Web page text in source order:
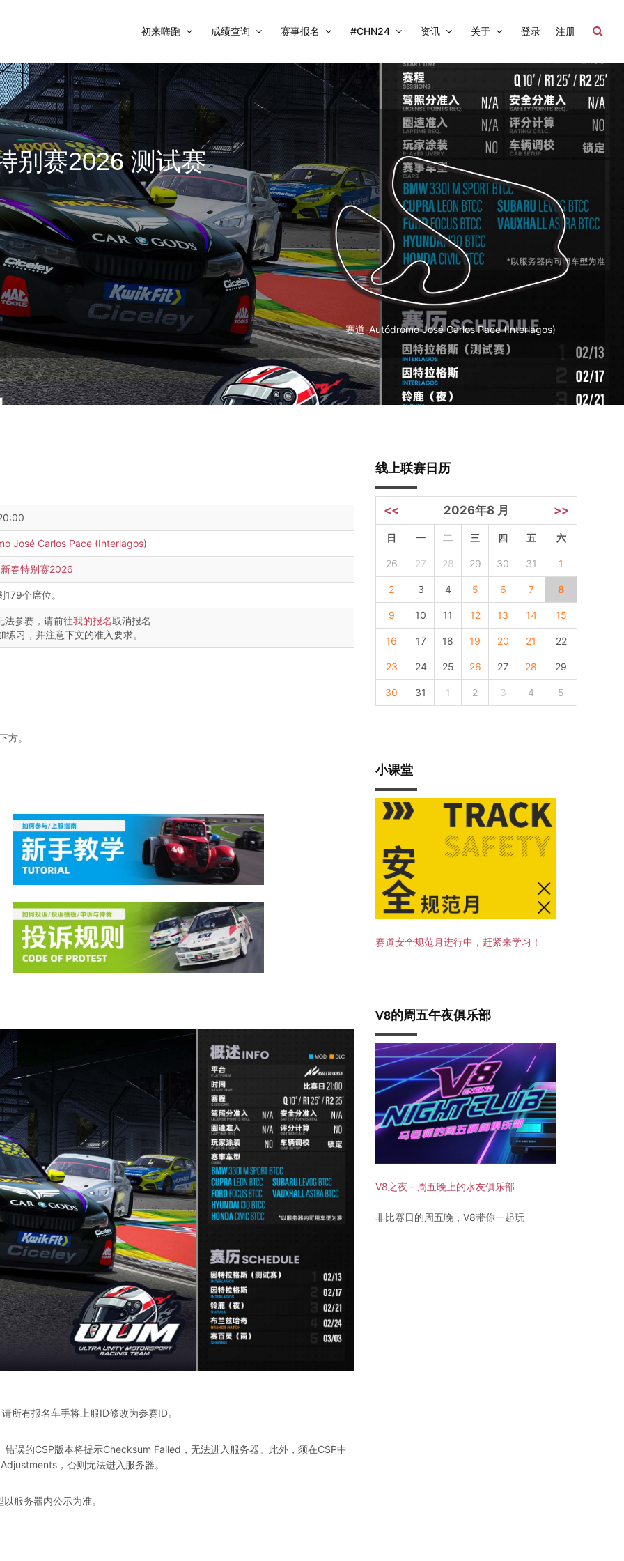
初来嗨跑 成绩查询 赛事报名 #CHN24 资讯 关于 登录 注册
别赛2026 测试赛
赛道-Autódromo José Carlos Pace (Interlagos)
José Carlos Pace (Interlagos)
春特别赛2026
个席位。
法参赛，请前往我的报名取消报名
练习，并注意下文的准入要求。
方。
所有报名车手将上服ID修改为参赛ID。
误的CSP版本将提示Checksum Failed，无法进入服务器。此外，须在CSP中
，否则无法进入服务器。
服务器内公示为准。
线上联赛日历
<< 2026年8 月 >>
日 一 二 三 四 五 六
26 27 28 29 30 31 1
2 3 4 5 6 7 8
9 10 11 12 13 14 15
16 17 18 19 20 21 22
23 24 25 26 27 28 29
30 31 1 2 3 4 5
小课堂
赛道安全规范月进行中，赶紧来学习！
V8的周五午夜俱乐部
V8之夜 - 周五晚上的水友俱乐部
非比赛日的周五晚，V8带你一起玩